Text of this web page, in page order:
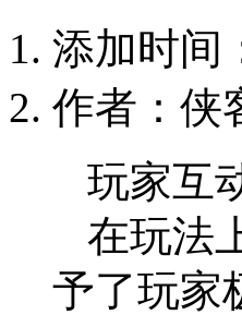
添加时间
作者：侠
玩家互
在玩法
予了玩家